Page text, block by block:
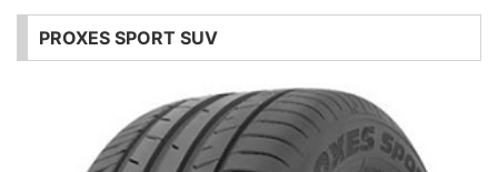
PROXES SPORT SUV